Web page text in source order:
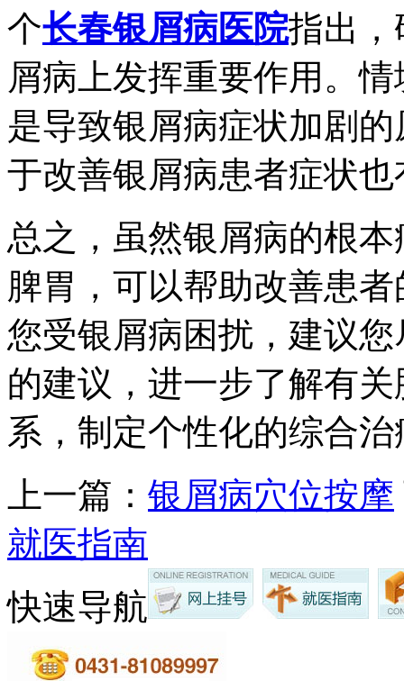
个长春银屑病医院指出，
屑病上发挥重要作用。
是导致银屑病症状加剧
于改善银屑病患者症状
总之，虽然银屑病的根
脾胃，可以帮助改善患
您受银屑病困扰，建议
的建议，进一步了解有
系，制定个性化的综合
上一篇： 银屑病穴位按摩
就医指南
快速导航